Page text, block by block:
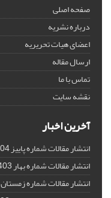
صفحه اصلی
درباره نشریه
اعضای هیات تحریریه
ارسال مقاله
تماس با ما
نقشه سایت
آخرین اخبار
انتشار مقالات شماره پاییز 1404
انتشار مقالات شماره بهار 1403 نشریه
انتشار مقالات شماره زمستان 1402 نشریه